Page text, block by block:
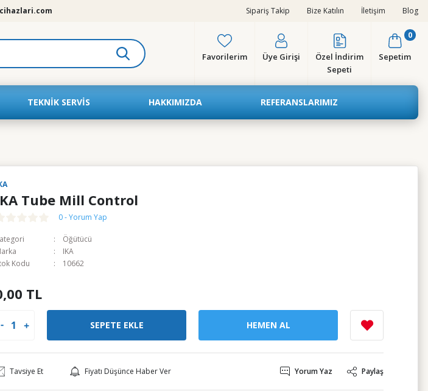
Sipariş Takip Bize Katılın İletişim Blog
Favorilerim Üye Girişi
Özel İndirim
Sepeti
Sepetim
0
TEKNIK SERVIS HAKKIMIZDA REFERANSLARIMIZ
Tube Mill Control
0 - Yorum Yap
Öğütücü
IKA
Kodu
10662
TL
SEPETE EKLE HEMEN AL
Tavsiye Et Fiyatı Düşünce Haber Ver Yorum Yaz Paylaş